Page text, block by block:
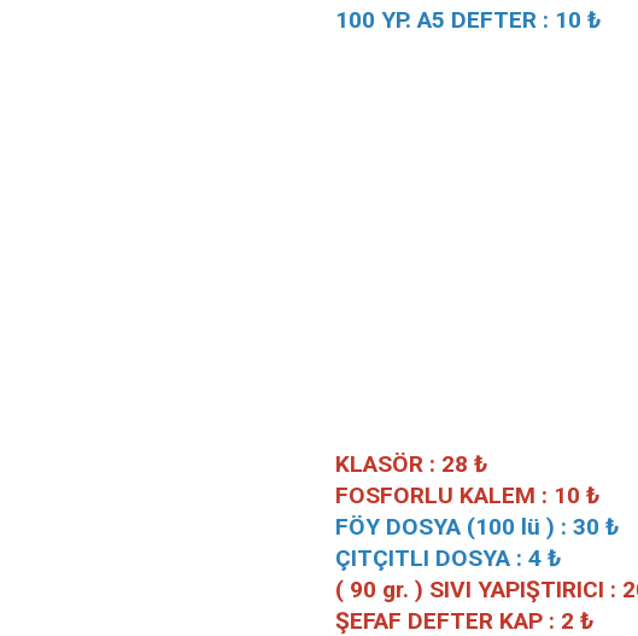
100 YP. A5 DEFTER : 10 ₺
KLASÖR : 28 ₺
FOSFORLU KALEM : 10 ₺
FÖY DOSYA (100 lü ) : 30 ₺
ÇITÇITLI DOSYA : 4 ₺
( 90 gr. ) SIVI YAPIŞTIRICI :
ŞEFAF DEFTER KAP : 2 ₺